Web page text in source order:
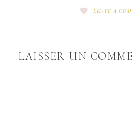
LEAVE A
LAISSER UN